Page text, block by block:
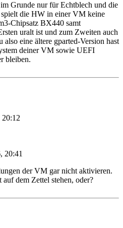
Grunde nur für Echtblech und die
die HW in einer VM keine
Chipsatz BX440 samt
uralt ist und zum Zweiten auch
eine ältere gparted-Version hast
deiner VM sowie UEFI
bleiben.
20:12
20:41
der VM gar nicht aktivieren.
dem Zettel stehen, oder?